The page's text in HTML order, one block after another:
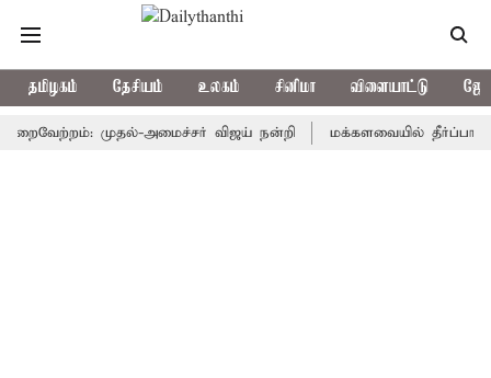
தமிழகம் தேசியம் உலகம் சினிமா விளையாட்டு
முதல்-அமைச்சர் விஜய் நன்றி மக்களவையில் தீர்ப்பாய